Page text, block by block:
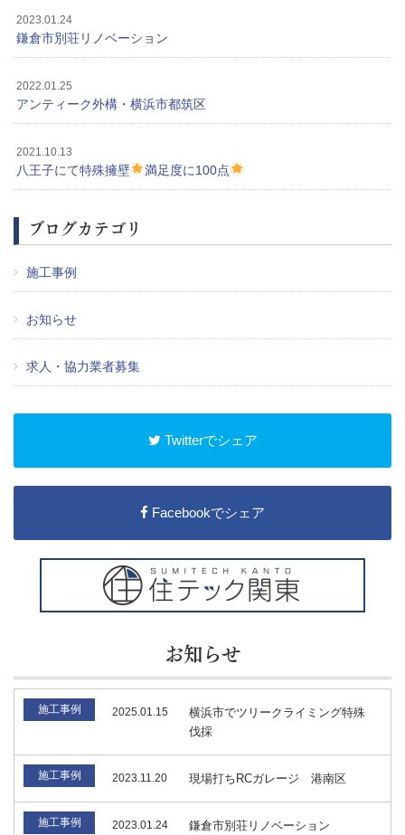
2023.01.24
鎌倉市別荘リノベーション
2022.01.25
アンティーク外構・横浜市都筑区
2021.10.13
八王子にて特殊擁壁 満足度に100点
ブログカテゴリ
施工事例
お知らせ
求人・協力業者募集
Twitterでシェア
Facebookでシェア
お知らせ
施工事例 2025.01.15
横浜市でツリークライミング特殊
伐採
施工事例 2023.11.20 現場打ちRCガレージ 港南区
施工事例 2023.01.24 鎌倉市別荘リノベーション